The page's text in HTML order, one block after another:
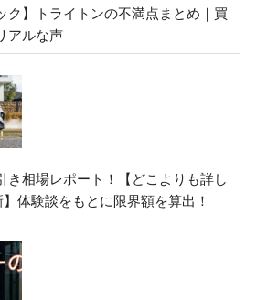
ク】トライトンの不満点まとめ｜買
アルな声
き相場レポート！【どこよりも詳し
体験談をもとに限界額を算出！